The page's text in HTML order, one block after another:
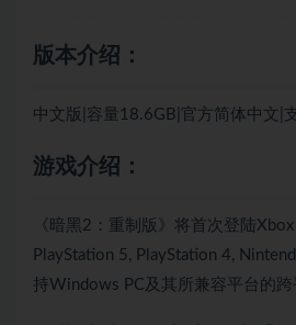
版本介绍：
中文版|容量18.6GB|官方简体中文|
游戏介绍：
《暗黑2：重制版》将首次登陆
PlayStation 5, PlayStation 4,
持Windows PC及其所兼容平台的跨